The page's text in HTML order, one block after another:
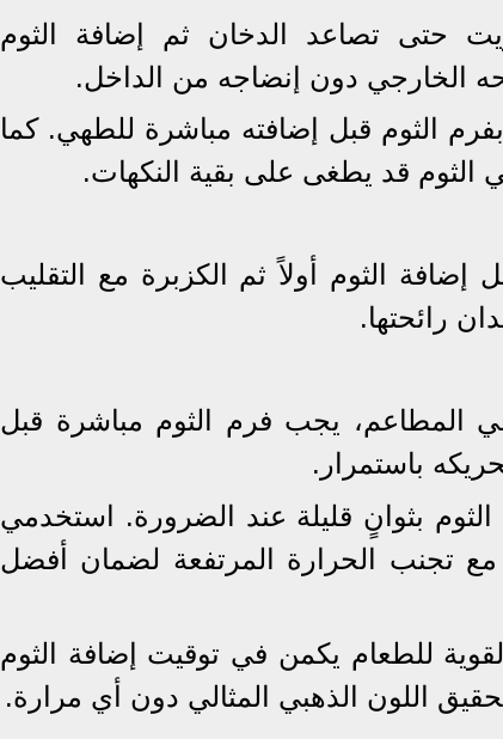
حتى تصاعد الدخان ثم إضافة الثوم
الخارجي دون إنضاجه من الداخل.
الثوم قبل إضافته مباشرة للطهي. كما
الثوم قد يطغى على بقية النكهات.
الثوم أولاً ثم الكزبرة مع التقليب
رائحتها.
المطاعم، يجب فرم الثوم مباشرة قبل
باستمرار.
بثوانٍ قليلة عند الضرورة. استخدمي
تجنب الحرارة المرتفعة لضمان أفضل
للطعام يكمن في توقيت إضافة الثوم
اللون الذهبي المثالي دون أي مرارة.